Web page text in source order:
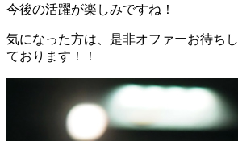
今後の活躍が楽しみですね！
気になった方は、是非オファーお待ちし
ております！！